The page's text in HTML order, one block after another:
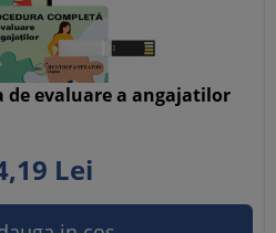
de evaluare a angajatilor
19 Lei